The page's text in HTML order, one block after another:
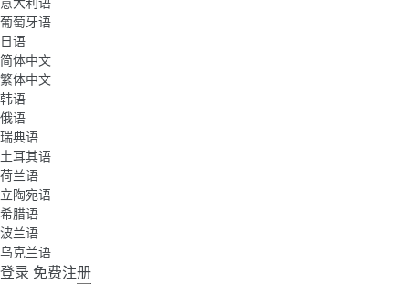
葡萄牙语
日语
简体中文
繁体中文
韩语
俄语
瑞典语
土耳其语
荷兰语
立陶宛语
希腊语
波兰语
乌克兰语
登录 免费注册